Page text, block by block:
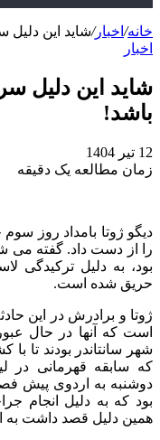
خانه/ اخبار/شاید این دلیل
اخبار
شاید این دلیل
باشد!
12 تیر 1404
زمان مطالعه یک دقیقه
را از دست داد. گفته می‌
بود، به‌ دلیل ترکیدگی
حریق شده است.
ژوتا و برادرش در این
است که آنها در حال
شهر سانتاندر بودند تا با
که سابقه قهرمانی در
دوشنبه به اردوی پیش‌
بود که به‌ دلیل انجام
همین دلیل قصد داشت به